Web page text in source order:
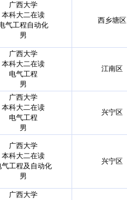
广西大学
本科大二在读
气工程自动化
男
西乡塘区
广西大学
本科大二在读
电气工程
男
江南区
广西大学
本科大二在读
电气工程
男
兴宁区
广西大学
本科大二在读
气工程及自动化
男
兴宁区
广西大学